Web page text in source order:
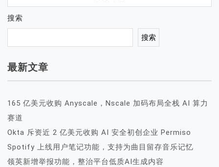
搜索
搜索
最新文章
165 亿美元收购 Anyscale，Nscale 加码布局全栈 AI 算力
赛道
Okta 斥资近 2 亿美元收购 AI 安全初创企业 Permiso
Spotify 上线用户笔记功能，支持为曲目留存音乐记忆
领英新增举报功能，整治平台低质AI生成内容